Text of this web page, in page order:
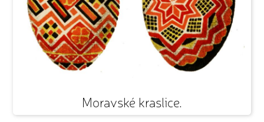
Moravské kraslice.